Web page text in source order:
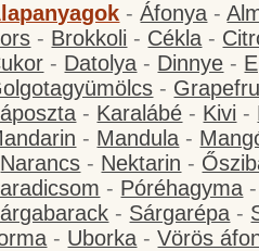
-Áfonya -
- Brokkoli - Cékla -
- Datolya - Dinnye -
-
- Karalábé - Kivi -
- Mandula -
Narancs - Nektarin -
- Póréhagyma
- Sárgarépa -
- Uborka -Vörös